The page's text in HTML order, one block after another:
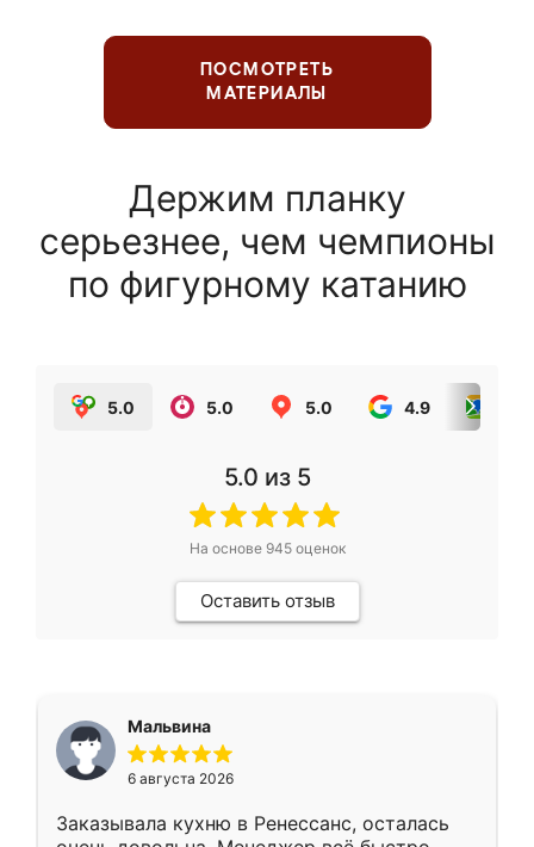
ПОСМОТРЕТЬ
МАТЕРИАЛЫ
Держим планку
серьезнее, чем чемпионы
по фигурному катанию
5.0 5.0 5.0 4.9
5.0 из 5
На основе 945оценок
Оставить отзыв
Мальвина
6 августа 2026
Заказывала кухню в Ренессанс, осталась